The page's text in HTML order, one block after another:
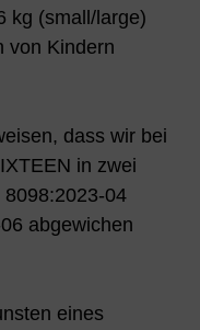
kg (small/large)
von Kindern
dass wir bei
in zwei
04
abgewichen
eines